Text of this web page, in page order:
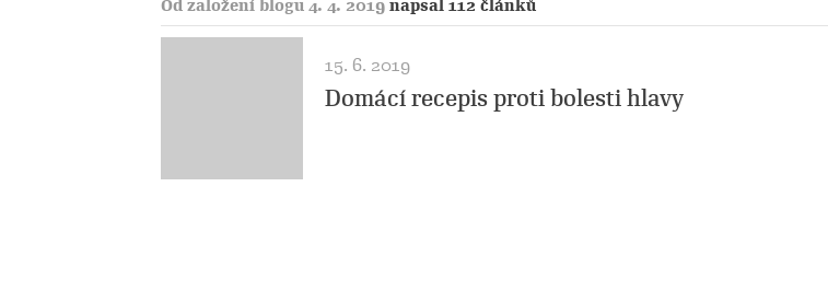
Od založení blogu 4. 4. 2019 napsal 112 článků
15. 6. 2019
Domácí recepis proti bolesti hlavy